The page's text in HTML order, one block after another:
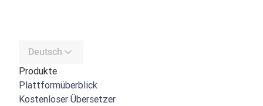
Deutsch
Produkte
Plattformüberblick
Kostenloser Übersetzer